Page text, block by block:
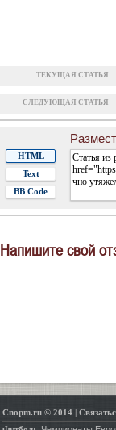
ТЕКУЩАЯ СТАТЬЯ
СЛЕДУЮЩАЯ СТАТЬЯ
HTML
Text
BB Code
Напишите свой
Cnopm.ru © 2014|